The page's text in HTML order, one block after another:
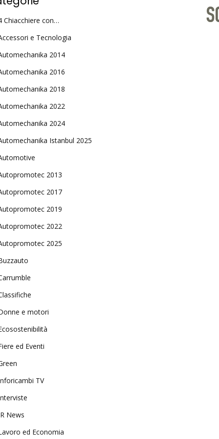
Chiacchiere con…
e Tecnologia
2014
2016
2018
2022
2024
Istanbul 2025
2013
2017
2019
2022
2025
e motori
ed Eventi
TV
News
ed Economia